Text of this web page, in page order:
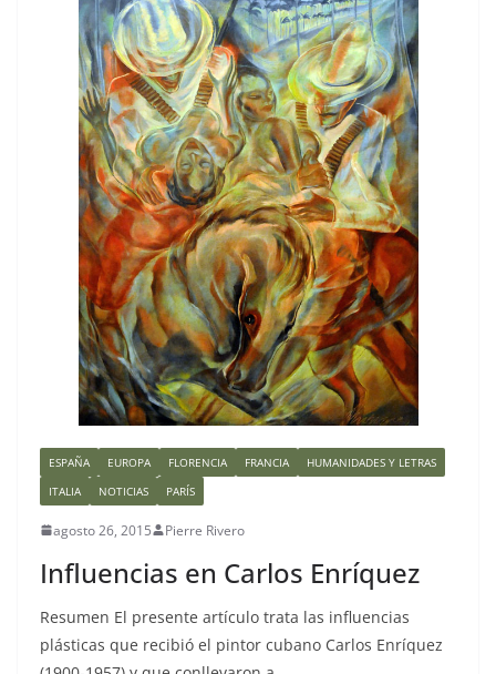
ESPAÑA EUROPA FLORENCIA FRANCIA
HUMANIDADES Y LETRAS
ITALIA
NOTICIAS PARÍS
agosto 26, 2015 Pierre Rivero
Influencias en Carlos Enríquez
Resumen El presente artículo trata las influencias
plásticas que recibió el pintor cubano Carlos Enríquez